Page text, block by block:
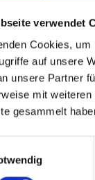
verwendet
Cookies,
auf unsere
unsere Partner
mit
gesammelt
verantwortlich.
fremde
Verpflichtungen
unberührt. Eine
Bei
Websites
übernehmen.
verlinkten